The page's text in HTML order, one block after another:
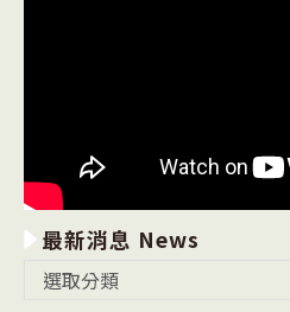
最新消息 News
選取分類